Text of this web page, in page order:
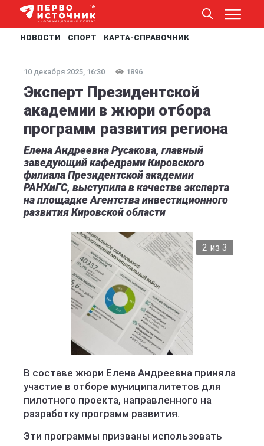
НОВОСТИ СПОРТ КАРТА-СПРАВОЧНИК
10 декабря 2025, 16:30 1896
Эксперт Президентской
академии в жюри отбора
программ развития региона
Елена Андреевна Русакова, главный
заведующий кафедрами Кировского
филиала Президентской академии
РАНХиГС, выступила в качестве эксперта
на площадке Агентства инвестиционного
развития Кировской области
2 из 3
В составе жюри Елена Андреевна приняла
участие в отборе муниципалитетов для
пилотного проекта, направленного на
разработку программ развития.
Эти программы призваны использовать